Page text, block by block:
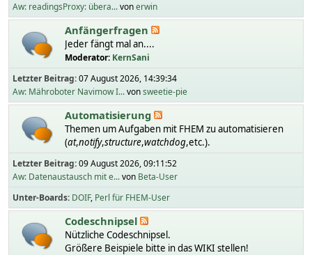
Aw: readingsProxy: übera...vonerwin
Anfängerfragen
Jeder fängt mal an....
Moderator: KernSani
Letzter Beitrag:07 August 2026, 14:39:34
Aw: Mähroboter Navimow I...vonsweetie-pie
Automatisierung
Themen um Aufgaben mit FHEM zu automatisieren
(at,notify,structure,watchdog,etc.).
Letzter Beitrag:09 August 2026, 09:11:52
Aw: Datenaustausch mit e...von Beta-User
Unter-Boards DOIF Perl für FHEM-User
Codeschnipsel
Nützliche Codeschnipsel.
Größere Beispiele bitte in das WIKI stellen!